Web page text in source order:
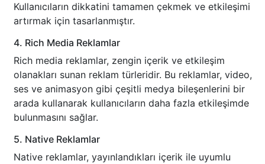
Kullanıcıların dikkatini tamamen çekmek ve etkileşimi
artırmak için tasarlanmıştır.
4. Rich Media Reklamlar
Rich media reklamlar, zengin içerik ve etkileşim
olanakları sunan reklam türleridir. Bu reklamlar, video,
ses ve animasyon gibi çeşitli medya bileşenlerini bir
arada kullanarak kullanıcıların daha fazla etkileşimde
bulunmasını sağlar.
5. Native Reklamlar
Native reklamlar, yayınlandıkları içerik ile uyumlu